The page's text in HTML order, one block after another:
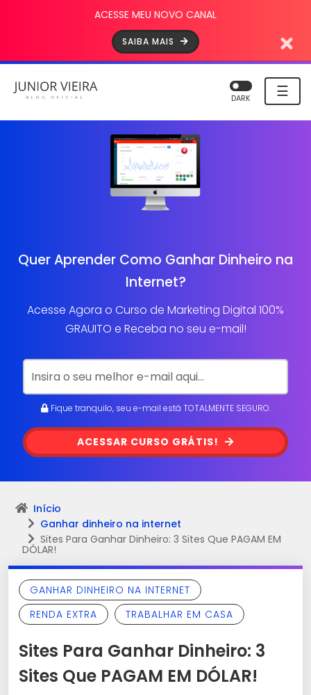
ACESSE MEU NOVO CANAL
SAIBA MAIS
☰
DARK
Quer Aprender Como Ganhar Dinheiro na
Internet?
Acesse Agora o Curso de Marketing Digital 100%
GRAUITO e Receba no seu e-mail!
Fique tranquilo, seu e-mail está TOTALMENTE SEGURO.
ACESSAR CURSO GRÁTIS!
Início
Ganhar dinheiro na internet
Sites Para Ganhar Dinheiro: 3 Sites Que PAGAM EM
DÓLAR!
GANHAR DINHEIRO NA INTERNET
RENDA EXTRA
TRABALHAR EM CASA
Sites Para Ganhar Dinheiro: 3
Sites Que PAGAM EM DÓLAR!